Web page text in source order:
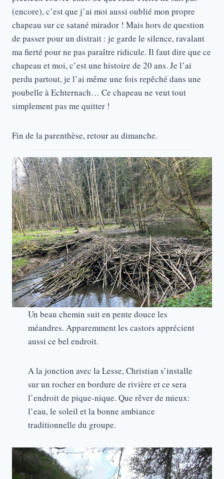
(encore), c’est que j’ai moi aussi oublié mon propre
chapeau sur ce satané mirador ! Mais hors de question
de passer pour un distrait : je garde le silence, ravalant
ma fierté pour ne pas paraître ridicule. Il faut dire que ce
chapeau et moi, c’est une histoire de 20 ans. Je l’ai
perdu partout, je l’ai même une fois repêché dans une
poubelle à Echternach… Ce chapeau ne veut tout
simplement pas me quitter !
Fin de la parenthèse, retour au dimanche.
Un beau chemin suit en pente douce les
méandres. Apparemment les castors apprécient
aussi ce bel endroit.
A la jonction avec la Lesse, Christian s’installe
sur un rocher en bordure de rivière et ce sera
l’endroit de pique-nique. Que rêver de mieux:
l’eau, le soleil et la bonne ambiance
traditionnelle du groupe.